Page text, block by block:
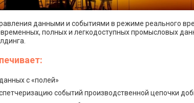
данными и событиями в режиме реального
полных и легкодоступных промысловых
с «полей»
событий производственной цепочки